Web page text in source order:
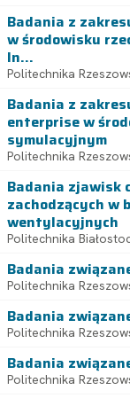
Badania z
w środowisku
In...
Politechnika
Badania z
enterprise w
symulacyjnym
Politechnika
Badania zjawisk
zachodzących w
wentylacyjnych
Politechnika
Badania
Politechnika
Badania
Politechnika
Badania
Politechnika